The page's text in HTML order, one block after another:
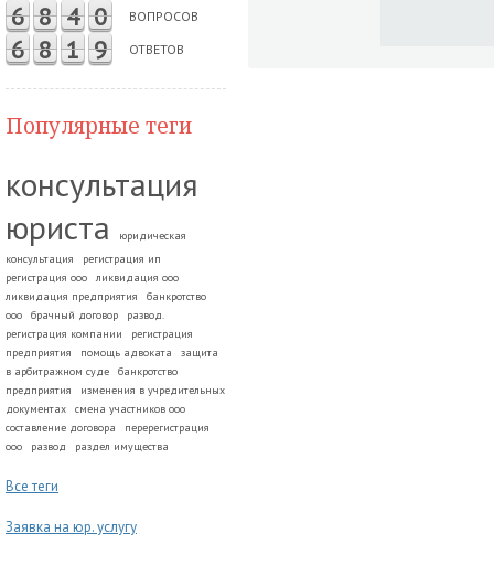
6 8 4 0 ВОПРОСОВ
6 8 1 9 ОТВЕТОВ
Популярные теги
консультация
юриста
юридическая
консультация
регистрация ип
регистрация ооо
ликвидация ооо
ликвидация предприятия
банкротство
ооо
брачный договор
развод.
регистрация компании
регистрация
предприятия
помощь адвоката
защита
в арбитражном суде
банкротство
предприятия
изменения в учредительных
документах
смена участников ооо
составление договора
перерегистрация
ооо
развод раздел имущества
Все теги
Заявка на юр. услугу